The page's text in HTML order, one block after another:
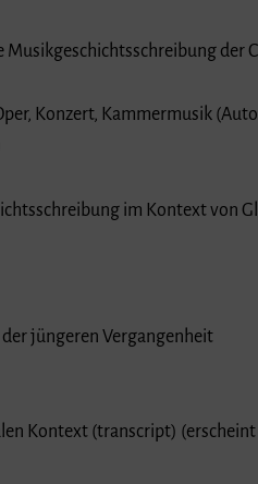
Musikgeschichtsschreibung
Konzert, Kammermusik
im Kontext von
jüngeren Vergangenheit
Kontext (transcript) (erscheint